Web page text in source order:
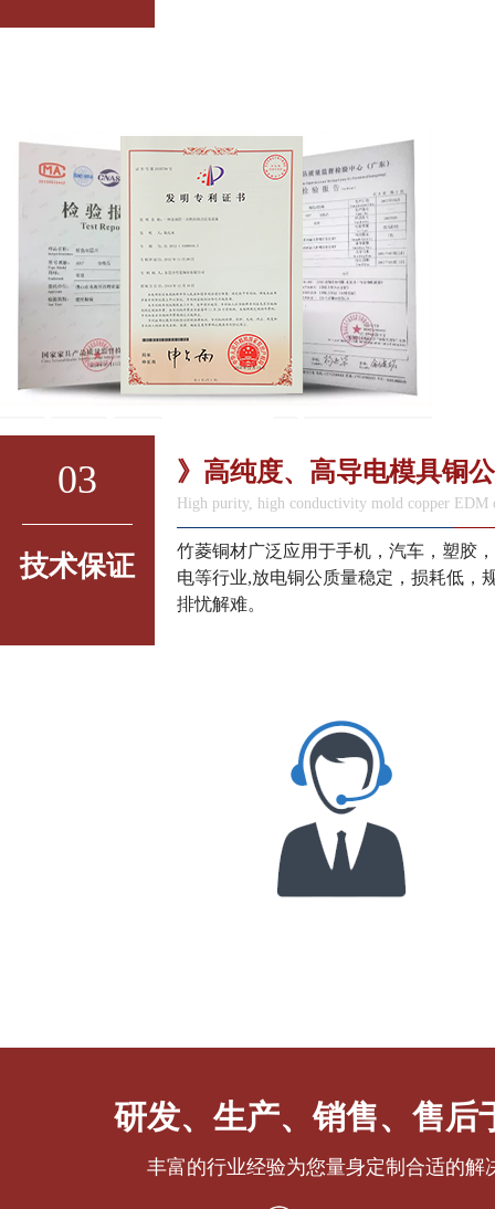
03
技术保证
》高纯度、高导电模具铜
High purity, high conductivity mold copper EDM
竹菱铜材广泛应用于手机，汽车，塑胶
电等行业,放电铜公质量稳定，损耗低，
排忧解难。
研发、生产、销售、售后
丰富的行业经验为您量身定制合适的解